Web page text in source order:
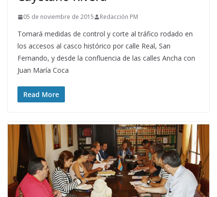
05 de noviembre de 2015 Redacción PM
Tomará medidas de control y corte al tráfico rodado en
los accesos al casco histórico por calle Real, San
Fernando, y desde la confluencia de las calles Ancha con
Juan María Coca
Read More